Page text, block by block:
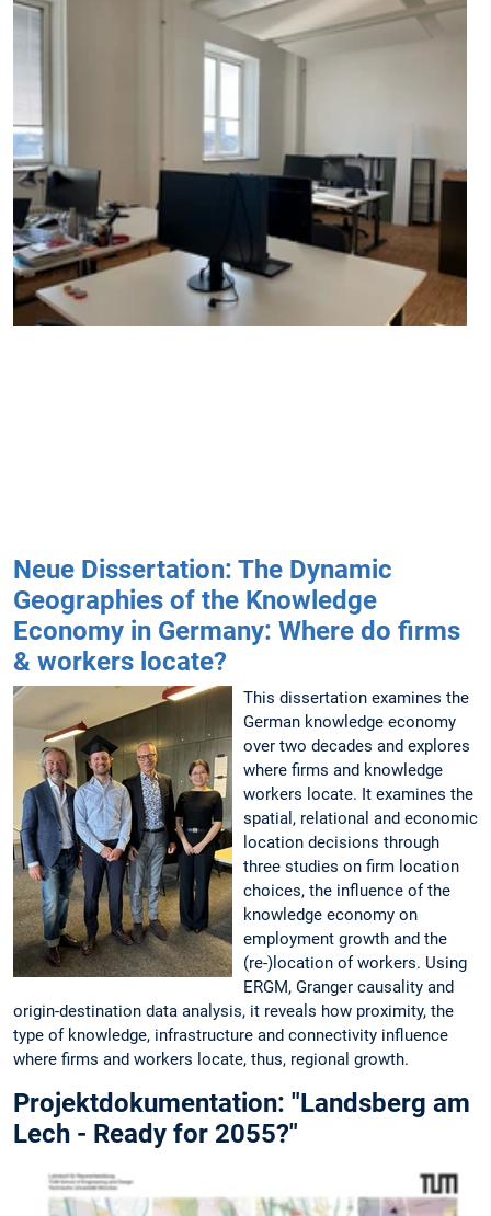
Neue Dissertation: The Dynamic
Geographies of the Knowledge
Economy in Germany: Where do firms
& workers locate?
This dissertation examines the
German knowledge economy
over two decades and explores
where firms and knowledge
workers locate. It examines the
spatial, relational and economic
location decisions through
three studies on firm location
choices, the influence of the
knowledge economy on
employment growth and the
(re-)location of workers. Using
ERGM, Granger causality and
origin-destination data analysis, it reveals how proximity, the
type of knowledge, infrastructure and connectivity influence
where firms and workers locate, thus, regional growth.
Projektdokumentation: "Landsberg am
Lech - Ready for 2055?"